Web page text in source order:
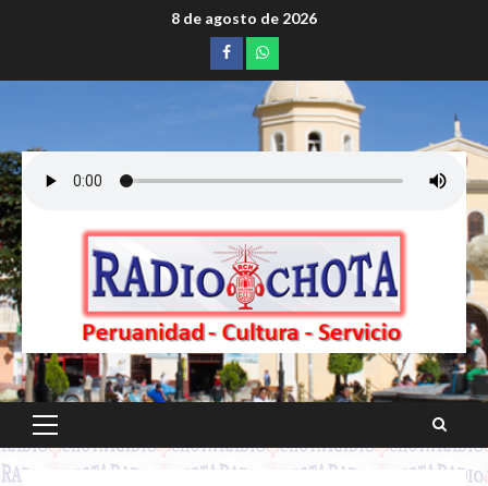
8 de agosto de 2026
Facebookwhatsapp
Menú
principal